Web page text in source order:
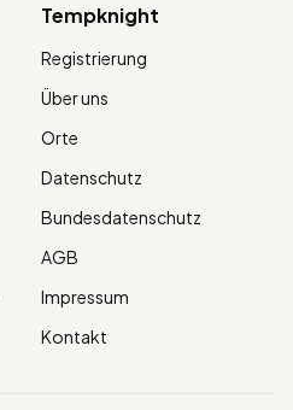
Tempknight
Registrierung
Über uns
Orte
Datenschutz
Bundesdatenschutz
AGB
Impressum
Kontakt